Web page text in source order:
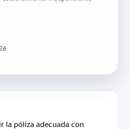
la póliza adecuada con